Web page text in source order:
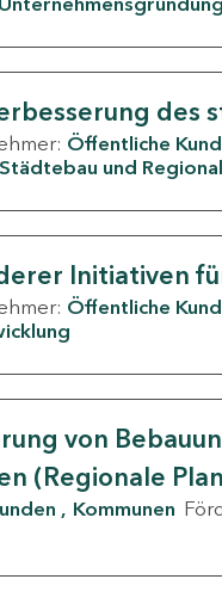
des
Öffentliche
Städtebau und
Initiativen
Öffentliche
von
(Regionale
Kommunen